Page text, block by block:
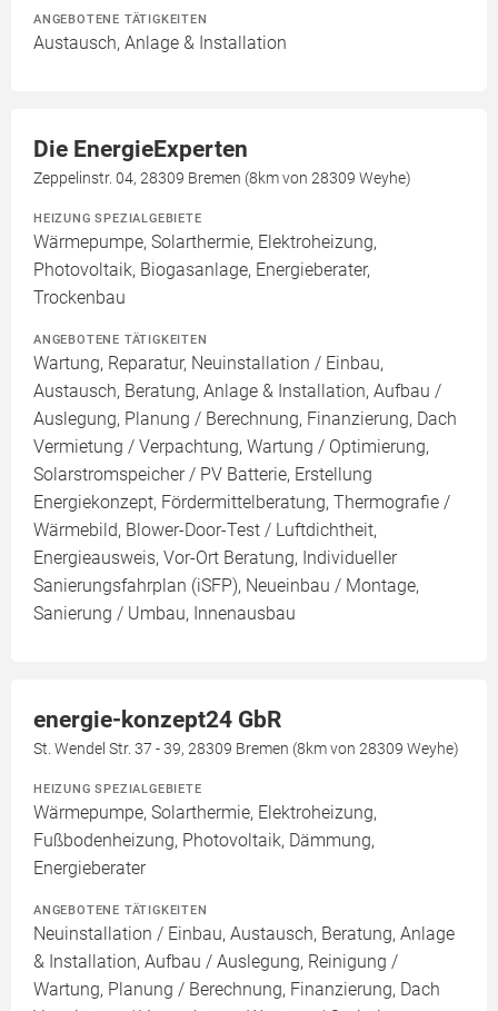
ANGEBOTENE TÄTIGKEITEN
Austausch, Anlage & Installation
Die EnergieExperten
Zeppelinstr. 04, 28309 Bremen (8km von 28309 Weyhe)
HEIZUNG SPEZIALGEBIETE
Wärmepumpe, Solarthermie, Elektroheizung,
Photovoltaik, Biogasanlage, Energieberater,
Trockenbau
ANGEBOTENE TÄTIGKEITEN
Wartung, Reparatur, Neuinstallation / Einbau,
Austausch, Beratung, Anlage & Installation, Aufbau /
Auslegung, Planung / Berechnung, Finanzierung, Dach
Vermietung / Verpachtung, Wartung / Optimierung,
Solarstromspeicher / PV Batterie, Erstellung
Energiekonzept, Fördermittelberatung, Thermografie /
Wärmebild, Blower-Door-Test / Luftdichtheit,
Energieausweis, Vor-Ort Beratung, Individueller
Sanierungsfahrplan (iSFP), Neueinbau / Montage,
Sanierung / Umbau, Innenausbau
energie-konzept24 GbR
St. Wendel Str. 37 - 39, 28309 Bremen (8km von 28309 Weyhe)
HEIZUNG SPEZIALGEBIETE
Wärmepumpe, Solarthermie, Elektroheizung,
Fußbodenheizung, Photovoltaik, Dämmung,
Energieberater
ANGEBOTENE TÄTIGKEITEN
Neuinstallation / Einbau, Austausch, Beratung, Anlage
& Installation, Aufbau / Auslegung, Reinigung /
Wartung, Planung / Berechnung, Finanzierung, Dach